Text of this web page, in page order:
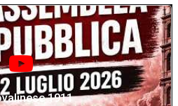
1911